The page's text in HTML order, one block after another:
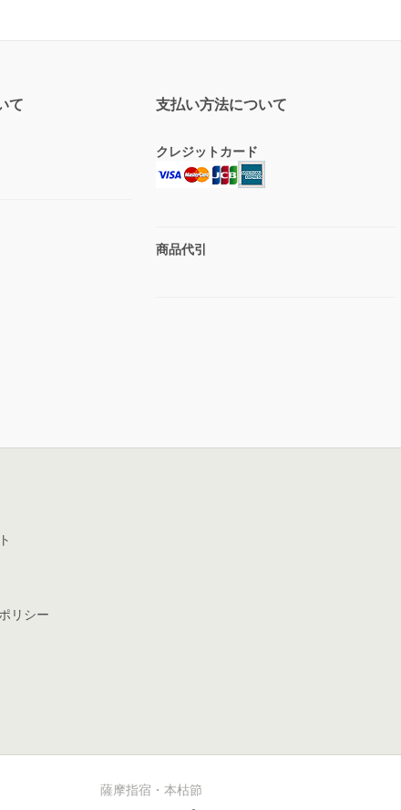
て 支払い方法について
クレジットカード
商品代引
リシー
薩摩指宿・本枯節